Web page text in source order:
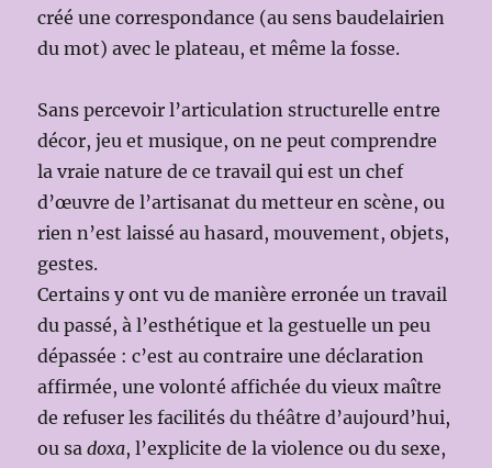
créé une correspondance (au sens baudelairien
du mot) avec le plateau, et même la fosse.
Sans percevoir l’articulation structurelle entre
décor, jeu et musique, on ne peut comprendre
la vraie nature de ce travail qui est un chef
d’œuvre de l’artisanat du metteur en scène, ou
rien n’est laissé au hasard, mouvement, objets,
gestes.
Certains y ont vu de manière erronée un travail
du passé, à l’esthétique et la gestuelle un peu
dépassée : c’est au contraire une déclaration
affirmée, une volonté affichée du vieux maître
de refuser les facilités du théâtre d’aujourd’hui,
ou sadoxa, l’explicite de la violence ou du sexe,